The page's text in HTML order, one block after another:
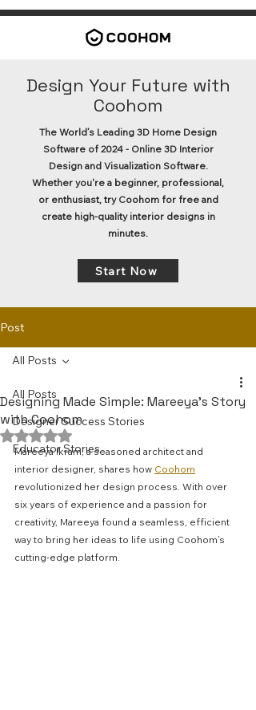
Design Your Future with
Coohom
The World’s Leading 3D Home Design
Software of 2024 - Online 3D Interior
Design and Visualization Software.
Whether you're a beginner, professional,
or enthusiast, try Coohom for free and
create high-quality interior designs in
minutes.
Start Now
Post
All Posts
Designer Success Stories
Educator Stories
All Posts
Designing Made Simple: Mareeya’s Story
with Coohom
Rated NaN out of 5 stars.
Mareeya Ikram, a seasoned architect and
interior designer, shares how Coohom
revolutionized her design process. With over
six years of experience and a passion for
creativity, Mareeya found a seamless, efficient
way to bring her ideas to life using Coohom’s
cutting-edge platform.